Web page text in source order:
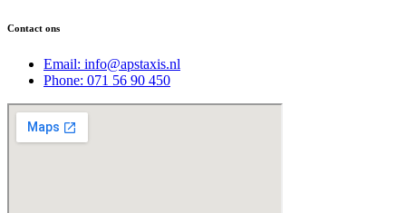
Contact ons
Email: info@apstaxis.nl
Phone: 071 56 90 450